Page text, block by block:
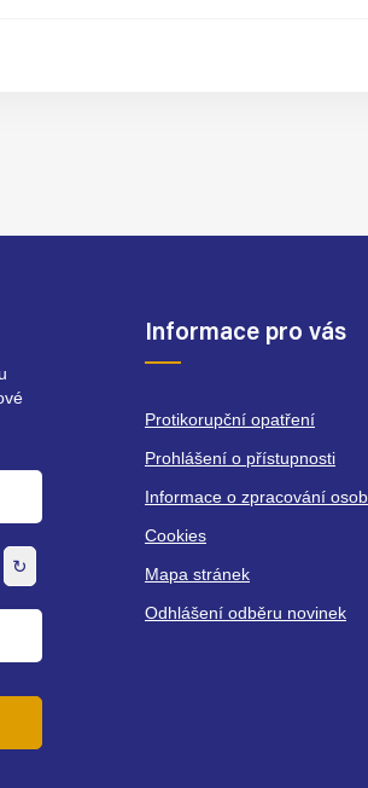
↻
Informace pro vás
Protikorupční opatření
Prohlášení o přístupnosti
Informace o zpracování
Cookies
Mapa stránek
Odhlášení odběru novinek